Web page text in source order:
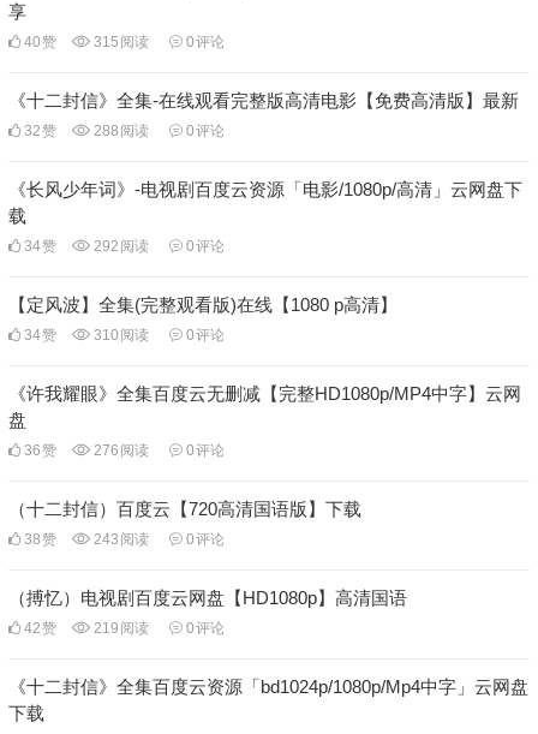
享
40赞 315 阅读 0评论
《十二封信》全集-在线观看完整版高清电影【免费高清版】最新
32赞 288 阅读 0评论
《长风少年词》-电视剧百度云资源「电影/1080p/高清」云网盘下
载
34赞 292 阅读 0评论
【定风波】全集(完整观看版)在线【1080 p高清】
34赞 310 阅读 0评论
《许我耀眼》全集百度云无删减【完整HD1080p/MP4中字】云网
盘
36赞 276 阅读 0评论
（十二封信）百度云【720高清国语版】下载
38赞 243 阅读 0评论
（搏忆）电视剧百度云网盘【HD1080p】高清国语
42赞 219 阅读 0评论
《十二封信》全集百度云资源「bd1024p/1080p/Mp4中字」云网盘
下载